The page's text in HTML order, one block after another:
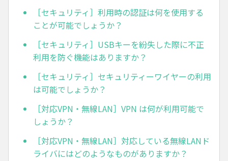
［セキュリティ］利用時の認証は何を使用する
ことが可能でしょうか？
［セキュリティ］USBキーを紛失した際に不正
利用を防ぐ機能はありますか？
［セキュリティ］セキュリティーワイヤーの利用
は可能でしょうか？
［対応VPN・無線LAN］VPN は何が利用可能で
しょうか？
［対応VPN・無線LAN］対応している無線LANド
ライバにはどのようなものがありますか？